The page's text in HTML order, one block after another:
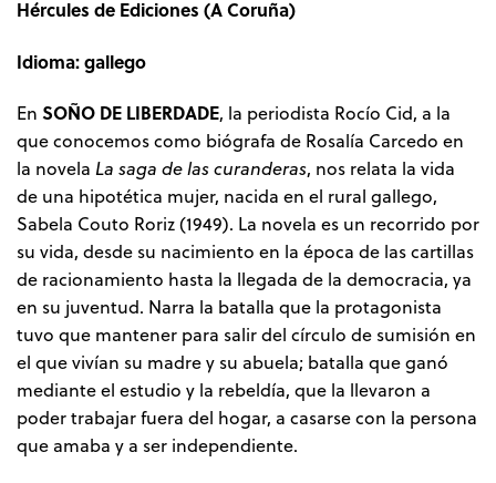
Hércules de Ediciones (A Coruña)
Idioma: gallego
En SOÑO DE LIBERDADE, la periodista Rocío Cid, a la
que conocemos como biógrafa de Rosalía Carcedo en
la novela La saga de las curanderas, nos relata la vida
de una hipotética mujer, nacida en el rural gallego,
Sabela Couto Roriz (1949). La novela es un recorrido por
su vida, desde su nacimiento en la época de las cartillas
de racionamiento hasta la llegada de la democracia, ya
en su juventud. Narra la batalla que la protagonista
tuvo que mantener para salir del círculo de sumisión en
el que vivían su madre y su abuela; batalla que ganó
mediante el estudio y la rebeldía, que la llevaron a
poder trabajar fuera del hogar, a casarse con la persona
que amaba y a ser independiente.